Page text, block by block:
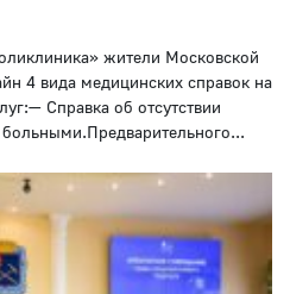
жители Московской
4 вида медицинских справок на
Справка об отсутствии